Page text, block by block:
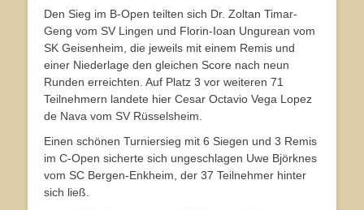
Den Sieg im B-Open teilten sich Dr. Zoltan Timar-
Geng vom SV Lingen und Florin-Ioan Ungurean vom
SK Geisenheim, die jeweils mit einem Remis und
einer Niederlage den gleichen Score nach neun
Runden erreichten. Auf Platz 3 vor weiteren 71
Teilnehmern landete hier Cesar Octavio Vega Lopez
de Nava vom SV Rüsselsheim.
Einen schönen Turniersieg mit 6 Siegen und 3 Remis
im C-Open sicherte sich ungeschlagen Uwe Björknes
vom SC Bergen-Enkheim, der 37 Teilnehmer hinter
sich ließ.